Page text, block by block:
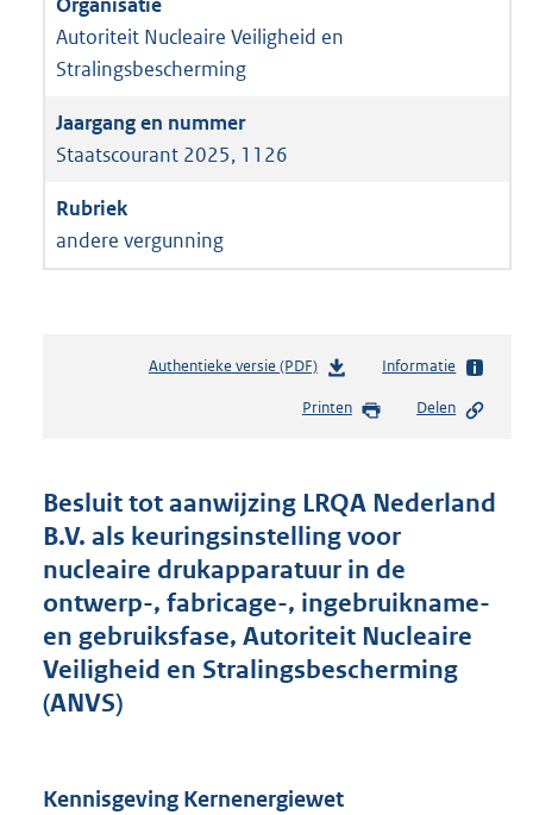
Autoriteit Nucleaire Veiligheid en
Stralingsbescherming
Staatscourant 2025, 1126
andere vergunning
Authentieke versie (PDF)b
s
n
d
s
g
o
o
t
1
Informatie
Printen Delen
Besluit tot aanwijzing LRQA Nederland
B.V. als keuringsinstelling voor
nucleaire drukapparatuur in de
ontwerp-, fabricage-, ingebruikname-
en gebruiksfase, Autoriteit Nucleaire
Veiligheid en Stralingsbescherming
(ANVS)
Kennisgeving Kernenergiewet